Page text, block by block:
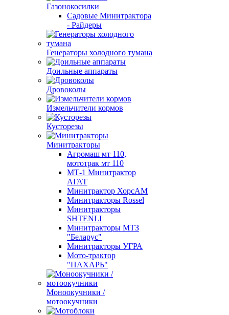
Газонокосилки
Садовые Минитрактора
- Райдеры
Генераторы холодного тумана
Доильные аппараты
Дровоколы
Измельчители кормов
Кусторезы
Минитракторы
Агромаш мт 110,
мототрак мт 110
МТ-1 Минитрактор
АГАТ
Минитрактор ХорсАМ
Минитракторы Rossel
Минитракторы
SHTENLI
Минитракторы МТЗ
"Беларус"
Минитракторы УГРА
Мото-трактор
"ПАХАРЬ"
Моноокучники /
мотоокучники